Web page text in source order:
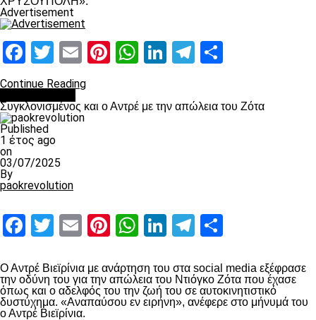
Advertisement
Facebook
Twitter
EmailPinterest
WhatsApp
LinkedIn
Telegram
Continue Reading
Συγκλονισμένος και ο Αντρέ με την απώλεια του Ζότα
Published
1 έτος ago
on
03/07/2025
By
paokrevolution
Facebook
Twitter
EmailPinterest
WhatsApp
LinkedIn
Telegram
Ο Αντρέ Βιεϊρίνια με ανάρτηση του στα social media εξέφρασε
την οδύνη του για την απώλεια του Ντιόγκο Ζότα που έχασε
όπως και ο αδελφός του την ζωή του σε αυτοκινητιστικό
δυστύχημα. «Αναπαύσου εν ειρήνη», ανέφερε στο μήνυμά του
ο Αντρέ Βιεϊρίνια.